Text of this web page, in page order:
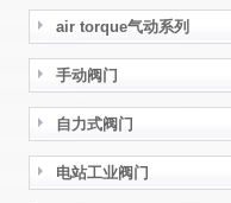
air torque气动系列
手动阀门
自力式阀门
电站工业阀门